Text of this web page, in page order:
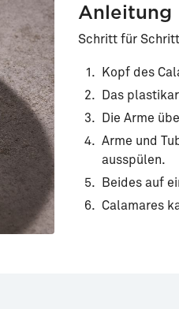
Anleitung
Schritt für Schritt
Kopf des
Das
Die Arme
Arme und
ausspülen.
Beides auf
Calamares